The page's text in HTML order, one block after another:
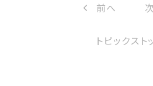
前へ
トピックスト